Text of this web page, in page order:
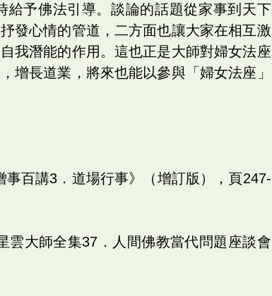
予佛法引導。談論的話題從家事到天下
發心情的管道，二方面也讓大家在相互激
我潛能的作用。這也正是大師對婦女法座
增長道業，將來也能以參與「婦女法座」
百講3．道場行事》（增訂版），頁247-
雲大師全集37．人間佛教當代問題座談會